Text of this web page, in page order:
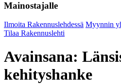
Mainostajalle
Ilmoita Rakennuslehdessä Myynnin
Tilaa Rakennuslehti
Avainsana:
kehityshanke